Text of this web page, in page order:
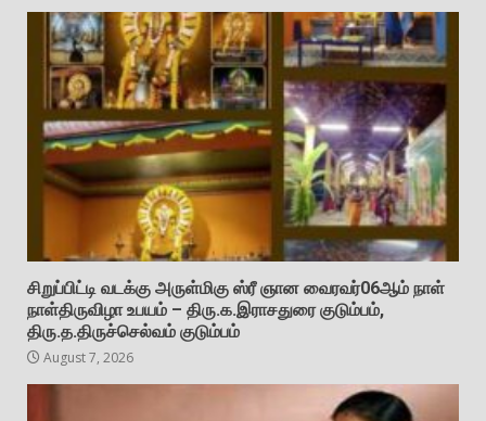
சிறுப்பிட்டி வடக்கு அருள்மிகு ஸ்ரீ ஞான வைரவர்06ஆம் நாள்
நாள்திருவிழா உபயம் – திரு.க.இராசதுரை குடும்பம்,
திரு.த.திருச்செல்வம் குடும்பம்
August 7, 2026